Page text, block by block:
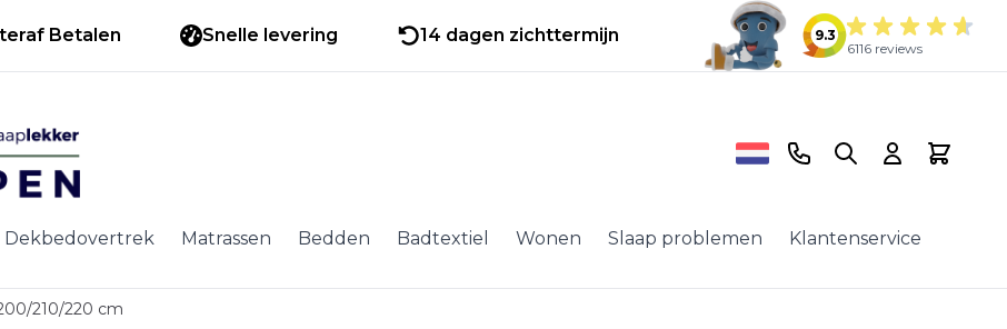
Betalen Snelle levering 14 dagen zichttermijn
9.3
6116 reviews
Dekbedovertrek Matrassen Bedden Badtextiel Wonen Slaap problemen Klantenservice
Telefoonnummer
Search Cart
210/220 cm